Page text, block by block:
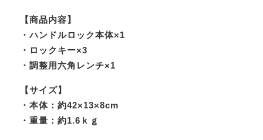
【商品内容】
・ハンドルロック本体×1
・ロックキー×3
・調整用六角レンチ×1
【サイズ】
・本体：約42×13×8cm
・重量：約1.6ｋｇ